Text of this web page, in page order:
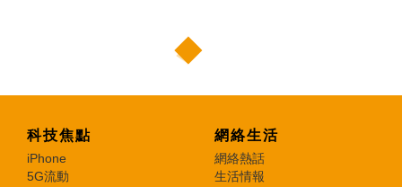
科技焦點
iPhone
5G流動
網絡生活
網絡熱話
生活情報